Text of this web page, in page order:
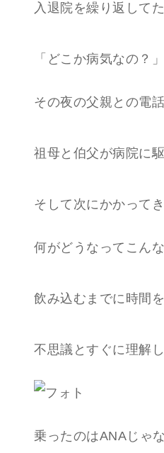
入退院を繰り返して
「どこか病気なの？
その夜の父親との電
祖母と伯父が病院に
そして次にかかって
何がどうなってこん
飲み込むまでに時間
不思議とすぐに理解
乗ったのはANAじゃ